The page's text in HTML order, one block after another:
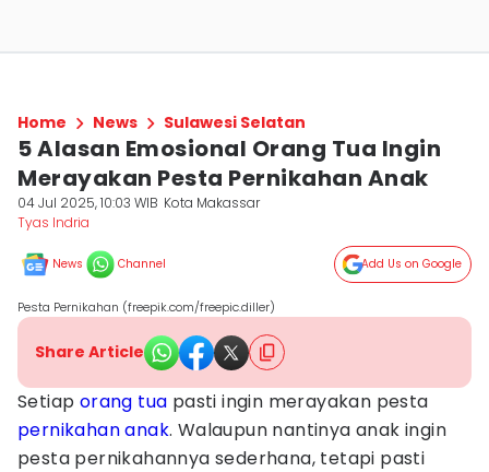
Home News Sulawesi Selatan
5 Alasan Emosional Orang Tua Ingin
Merayakan Pesta Pernikahan Anak
04 Jul 2025, 10:03 WIB Kota Makassar
Tyas Indria
News Channel Add Us on Google
Pesta Pernikahan (freepik.com/freepic.diller)
Share Article
Setiap orang tua pasti ingin merayakan pesta
pernikahananak. Walaupun nantinya anak ingin
pesta pernikahannya sederhana, tetapi pasti